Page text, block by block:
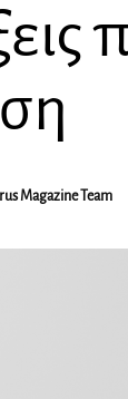
Magazine Team